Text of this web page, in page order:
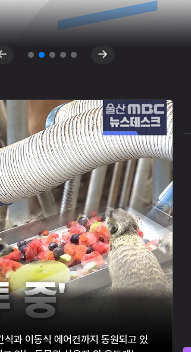
과 이동식 에어컨까지 동원되고 있